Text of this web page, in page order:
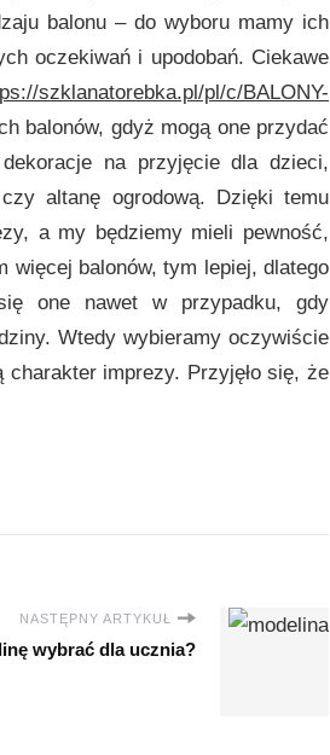
balonu – do wyboru mamy ich
oczekiwań i upodobań. Ciekawe
szklanatorebka.pl/pl/c/BALONY-
balonów, gdyż mogą one przydać
na przyjęcie dla dzieci,
altanę ogrodową. Dzięki temu
a my będziemy mieli pewność,
więcej balonów, tym lepiej, dlatego
one nawet w przypadku, gdy
Wtedy wybieramy oczywiście
imprezy. Przyjęło się, że
NASTĘPNY ARTYKUŁ
wybrać dla ucznia?